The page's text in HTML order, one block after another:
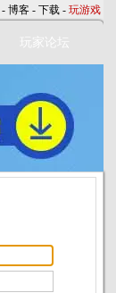
- 博客 - 下载 - 玩游戏
玩家论坛